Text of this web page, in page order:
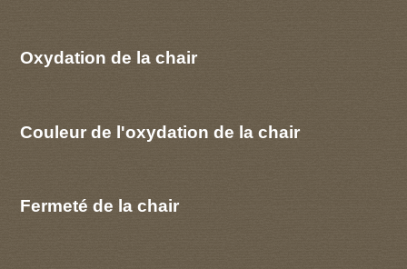
Oxydation de la chair
Couleur de l'oxydation de la chair
Fermeté de la chair